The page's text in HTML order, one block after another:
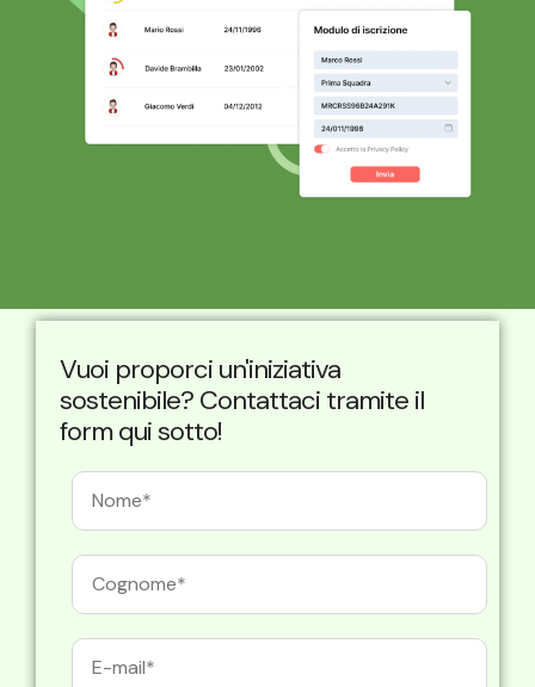
Vuoi proporci un'iniziativa
sostenibile? Contattaci tramite il
form qui sotto!